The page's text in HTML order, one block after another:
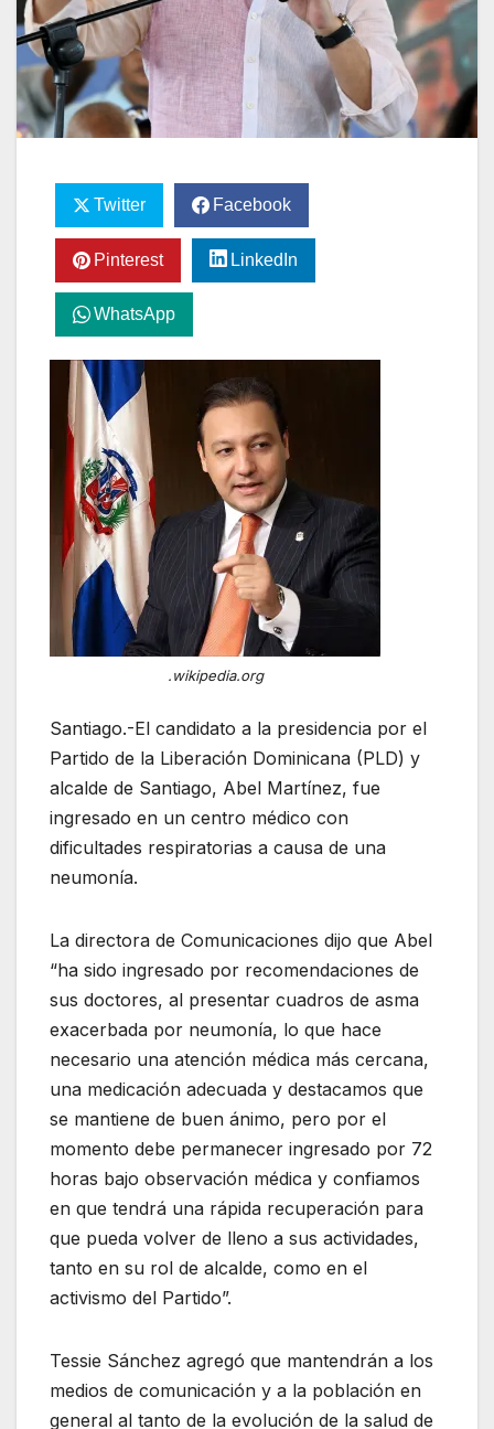
Twitter Facebook
Pinterest LinkedIn
WhatsApp
.wikipedia.org
Santiago.-El candidato a la presidencia por el
Partido de la Liberación Dominicana (PLD) y
alcalde de Santiago, Abel Martínez, fue
ingresado en un centro médico con
dificultades respiratorias a causa de una
neumonía.
La directora de Comunicaciones dijo que Abel
“ha sido ingresado por recomendaciones de
sus doctores, al presentar cuadros de asma
exacerbada por neumonía, lo que hace
necesario una atención médica más cercana,
una medicación adecuada y destacamos que
se mantiene de buen ánimo, pero por el
momento debe permanecer ingresado por 72
horas bajo observación médica y confiamos
en que tendrá una rápida recuperación para
que pueda volver de lleno a sus actividades,
tanto en su rol de alcalde, como en el
activismo del Partido”.
Tessie Sánchez agregó que mantendrán a los
medios de comunicación y a la población en
general al tanto de la evolución de la salud de